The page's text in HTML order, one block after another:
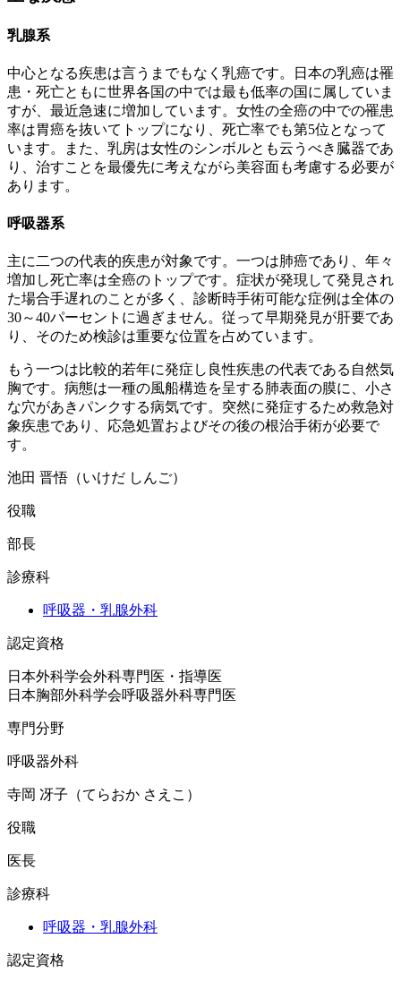
乳腺系
中心となる疾患は言うまでもなく乳癌です。日本の乳癌は罹
患・死亡ともに世界各国の中では最も低率の国に属していま
すが、最近急速に増加しています。女性の全癌の中での罹患
率は胃癌を抜いてトップになり、死亡率でも第5位となって
います。また、乳房は女性のシンボルとも云うべき臓器であ
り、治すことを最優先に考えながら美容面も考慮する必要が
あります。
呼吸器系
主に二つの代表的疾患が対象です。一つは肺癌であり、年々
増加し死亡率は全癌のトップです。症状が発現して発見され
た場合手遅れのことが多く、診断時手術可能な症例は全体の
30～40パーセントに過ぎません。従って早期発見が肝要であ
り、そのため検診は重要な位置を占めています。
もう一つは比較的若年に発症し良性疾患の代表である自然気
胸です。病態は一種の風船構造を呈する肺表面の膜に、小さ
な穴があきパンクする病気です。突然に発症するため救急対
象疾患であり、応急処置およびその後の根治手術が必要で
す。
池田 晋悟（いけだ しんご）
役職
部長
診療科
呼吸器・乳腺外科
認定資格
日本外科学会外科専門医・指導医
日本胸部外科学会呼吸器外科専門医
専門分野
呼吸器外科
寺岡 冴子（てらおか さえこ）
役職
医長
診療科
呼吸器・乳腺外科
認定資格